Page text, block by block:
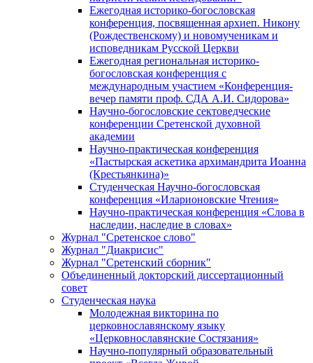
Ежегодная историко-богословская
конференция, посвященная архиеп. Никону
(Рождественскому) и новомученикам и
исповедникам Русской Церкви
Ежегодная региональная историко-
богословская конференция с
международным участием «Конференция-
вечер памяти проф. СДА А.И. Сидорова»
Научно-богословские сектоведческие
конференции Сретенской духовной
академии
Научно-практическая конференция
«Пастырская аскетика архимандрита Иоанна
(Крестьянкина)»
Студенческая Научно-богословская
конференция «Иларионовские Чтения»
Научно-практическая конференция «Cлова в
наследии, наследие в словах»
Журнал "Сретенское слово"
Журнал "Диакрисис"
Журнал "Сретенский сборник"
Объединенный докторский диссертационный
совет
Студенческая наука
Молодежная викторина по
церковнославянскому языку
«Церковнославянские Состязания»
Научно-популярный образовательный